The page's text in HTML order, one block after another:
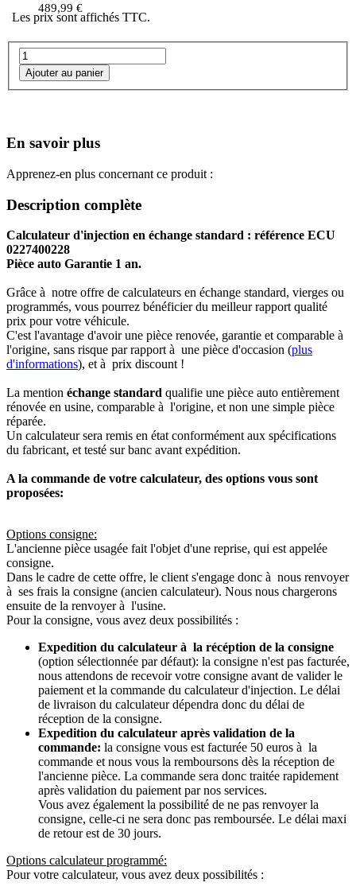
489,99 €
Les prix sont affichés TTC.
En savoir plus
Apprenez-en plus concernant ce produit :
Description complète
Calculateur d'injection en échange standard : référence ECU
0227400228
Pièce auto Garantie 1 an.
Grâce à notre offre de calculateurs en échange standard, vierges ou
programmés, vous pourrez bénéficier du meilleur rapport qualité
prix pour votre véhicule.
C'est l'avantage d'avoir une pièce renovée, garantie et comparable à
l'origine, sans risque par rapport à une pièce d'occasion (plus
d'informations), et à prix discount !
La mention échange standard qualifie une pièce auto entièrement
rénovée en usine, comparable à l'origine, et non une simple pièce
réparée.
Un calculateur sera remis en état conformément aux spécifications
du fabricant, et testé sur banc avant expédition.
A la commande de votre calculateur, des options vous sont
proposées:
Options consigne:
L'ancienne pièce usagée fait l'objet d'une reprise, qui est appelée
consigne.
Dans le cadre de cette offre, le client s'engage donc à nous renvoyer
à ses frais la consigne (ancien calculateur). Nous nous chargerons
ensuite de la renvoyer à l'usine.
Pour la consigne, vous avez deux possibilités :
Expedition du calculateur à la récéption de la consigne
(option sélectionnée par défaut): la consigne n'est pas facturée,
nous attendons de recevoir votre consigne avant de valider le
paiement et la commande du calculateur d'injection. Le délai
de livraison du calculateur dépendra donc du délai de
réception de la consigne.
Expedition du calculateur après validation de la
commande: la consigne vous est facturée 50 euros à la
commande et nous vous la remboursons dès la réception de
l'ancienne pièce. La commande sera donc traitée rapidement
après validation du paiement par nos services.
Vous avez également la possibilité de ne pas renvoyer la
consigne, celle-ci ne sera donc pas remboursée. Le délai maxi
de retour est de 30 jours.
Options calculateur programmé:
Pour votre calculateur, vous avez deux possibilités :